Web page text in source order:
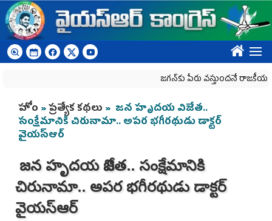
Skip to main content
????
జగన్‌కు పేరు వస్తుందనే రాజకీయ కక్షతో దిశ
You are here
హోం »ప్రత్యేక కథలు » జన హృదయ విజేత..
సంక్షేమానికి చిరునామా.. అపర భగీరథుడు డాక్టర్
వైయ‌స్ఆర్
జన హృదయ విజేత.. సంక్షేమానికి
చిరునామా.. అపర భగీరథుడు డాక్టర్
వైయ‌స్ఆర్